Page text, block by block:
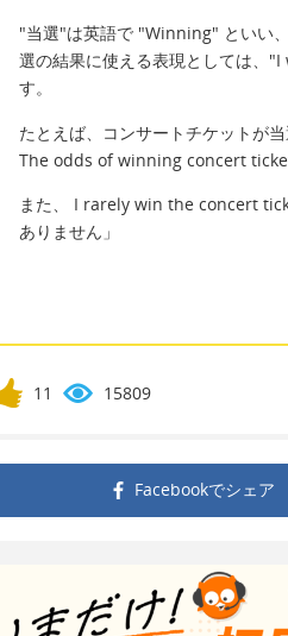
"当選"は英語で "Winning" といい
選の結果に使える表現としては、
す。
たとえば、コンサートチケットが
The odds of winning concert
また、 I rarely win the concert
ありません」
11 15809
Facebookでシェア